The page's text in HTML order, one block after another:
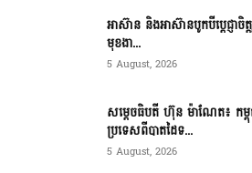
អាស៊ាន និងអាស៊ានបូកបីប្តេជ្ញាចិត្
មុខងា...
5 August, 2026
សម្ដេចធិបតី ហ៊ុន ម៉ាណែត៖ កម្
ប្រទេសពីបាតដៃទ...
5 August, 2026